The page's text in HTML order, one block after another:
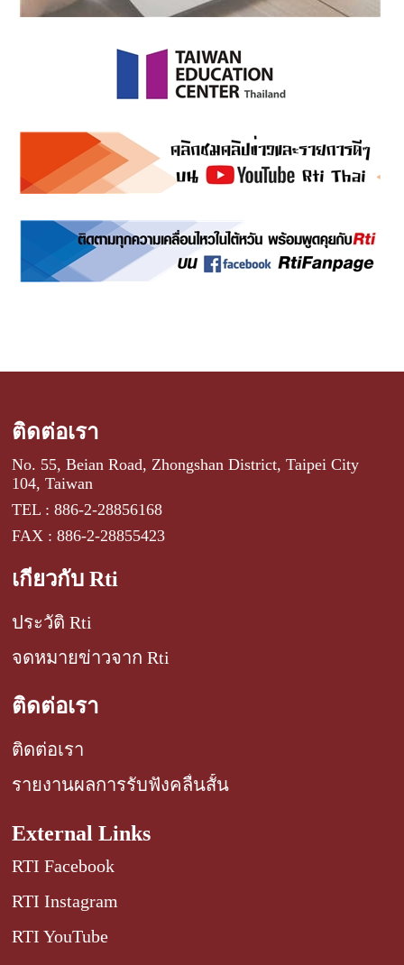
ติดต่อเรา
No. 55, Beian Road, Zhongshan District, Taipei City
104, Taiwan
TEL : 886-2-28856168
FAX : 886-2-28855423
เกี่ยวกับ Rti
ประวัติ Rti
จดหมายข่าวจาก Rti
ติดต่อเรา
ติดต่อเรา
รายงานผลการรับฟังคลื่นสั้น
External Links
RTI Facebook
RTI Instagram
RTI YouTube